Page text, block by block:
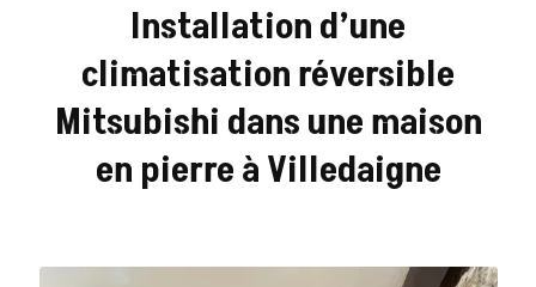
Installation d’une
climatisation réversible
Mitsubishi dans une maison
en pierre à Villedaigne